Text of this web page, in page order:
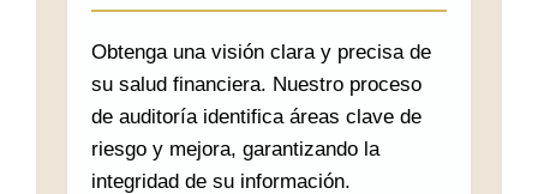
Obtenga una visión clara y precisa de
su salud financiera. Nuestro proceso
de auditoría identifica áreas clave de
riesgo y mejora, garantizando la
integridad de su información.